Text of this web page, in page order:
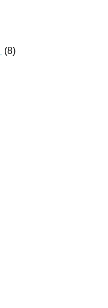
(8)